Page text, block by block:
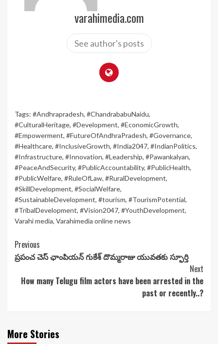
varahimedia.com
See author's posts
Tags: #Andhrapradesh, #ChandrababuNaidu,
#CulturalHeritage, #Development, #EconomicGrowth,
#Empowerment, #FutureOfAndhraPradesh, #Governance,
#Healthcare, #InclusiveGrowth, #India2047, #IndianPolitics,
#Infrastructure, #Innovation, #Leadership, #Pawankalyan,
#PeaceAndSecurity, #PublicAccountability, #PublicHealth,
#PublicWelfare, #RuleOfLaw, #RuralDevelopment,
#SkillDevelopment, #SocialWelfare,
#SustainableDevelopment, #tourism, #TourismPotential,
#TribalDevelopment, #Vision2047, #YouthDevelopment,
Varahi media, Varahimedia online news
Continue
Reading
Previous
ప్రపంచ చెస్ ఛాంపియన్ గుకేశ్ దొమ్మరాజు యువతకు స్ఫూర్తి
Next
How many Telugu film actors have been arrested in the
past or recently..?
More Stories